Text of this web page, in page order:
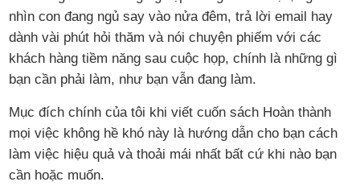
nhìn con đang ngủ say vào nửa đêm, trả lời email hay
dành vài phút hỏi thăm và nói chuyện phiếm với các
khách hàng tiềm năng sau cuộc họp, chính là những gì
bạn cần phải làm, như bạn vẫn đang làm.
Mục đích chính của tôi khi viết cuốn sách Hoàn thành
mọi việc không hề khó này là hướng dẫn cho bạn cách
làm việc hiệu quả và thoải mái nhất bất cứ khi nào bạn
cần hoặc muốn.